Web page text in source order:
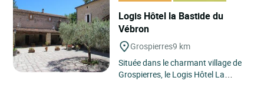
Logis Hôtel la Bastide du
Vébron
Grospierres9 km
Située dans le charmant village de
Grospierres, le Logis Hôtel La